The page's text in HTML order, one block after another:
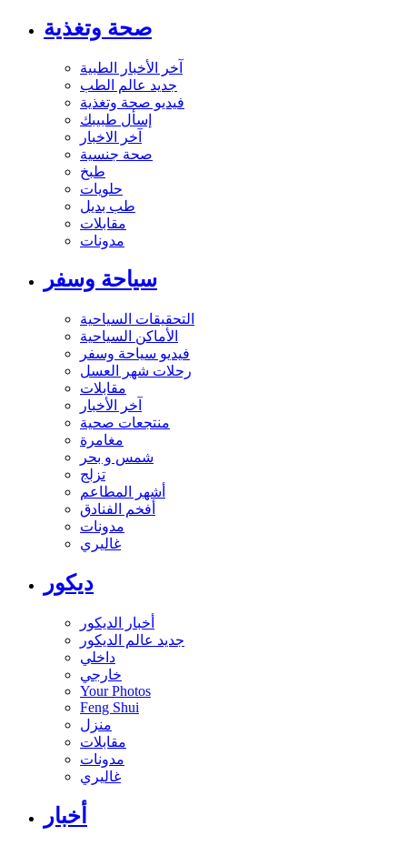
صحة وتغذية
آخر الأخبار الطبية
جديد عالم الطب
فيديو صحة وتغذية
إسأل طبيبك
آخر الاخبار
صحة جنسية
طبخ
حلويات
طب بديل
مقابلات
مدونات
سياحة وسفر
التحقيقات السياحية
الأماكن السياحية
فيديو سياحة وسفر
رحلات شهر العسل
مقابلات
آخر الأخبار
منتجعات صحية
مغامرة
شمس و بحر
تزلج
أشهر المطاعم
أفخم الفنادق
مدونات
غاليري
ديكور
أخبار الديكور
جديد عالم الديكور
داخلي
خارجي
Your Photos
Feng Shui
منزل
مقابلات
مدونات
غاليري
أخبار